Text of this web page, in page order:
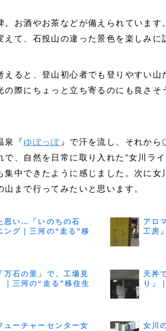
。お酒やお茶などが備えられていま
えて、石投山の違った景色を楽しみに
えると、登山初心者でも登りやすい
の際にちょっと立ち寄るのにも良さ
泉『ゆぽっぽ 』で汗を流し、それから
、自然を日常に取り入れた“女川ラ
集中できたように感じました。次に
まで行ってみたいと思います。
思い…「いのちの石
ング｜三河の“走る”移
アロ
工房
万石の里」で、工場見
｜三河の“走る”移住生
天丼
り」
ューチャーセンター女
女川